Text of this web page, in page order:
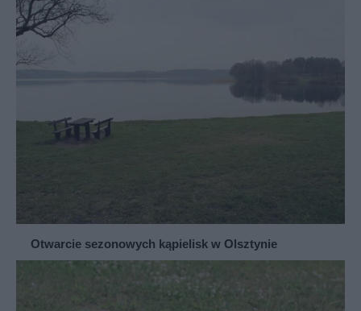
Otwarcie sezonowych kąpielisk w Olsztynie